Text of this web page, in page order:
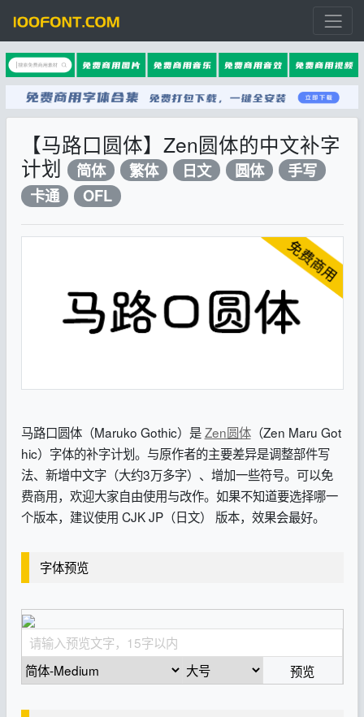
【马路口圆体】Zen圆体的中文补字
计划
简体 繁体 日文 圆体
手写
卡通
OFL
马路口圆体（Maruko Gothic）是Zen圆体（Zen Maru Got
hic）字体的补字计划。与原作者的主要差异是调整部件写
法、新增中文字（大约3万多字）、增加一些符号。可以免
费商用，欢迎大家自由使用与改作。如果不知道要选择哪一
个版本，建议使用 CJK JP（日文） 版本，效果会最好。
字体预览
预览